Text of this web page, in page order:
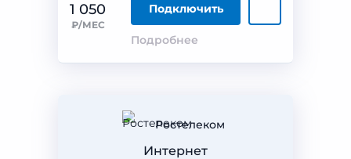
1 050
₽/МЕС
Подключить
Подробнее
Ростелеком
Интернет